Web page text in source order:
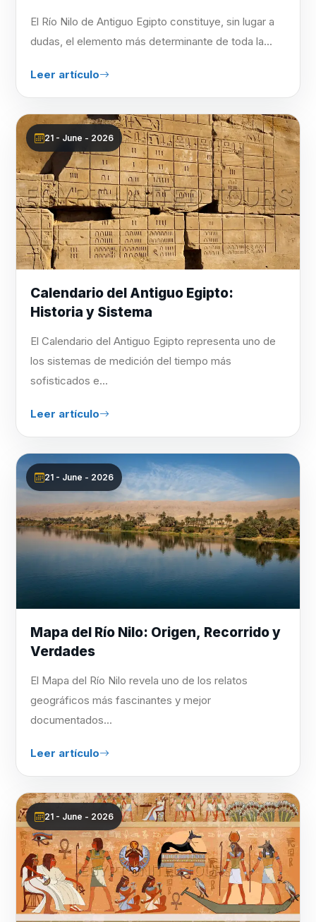
El Río Nilo de Antiguo Egipto constituye, sin lugar a
dudas, el elemento más determinante de toda la...
Leer artículo
21 - June - 2026
Calendario del Antiguo Egipto:
Historia y Sistema
El Calendario del Antiguo Egipto representa uno de
los sistemas de medición del tiempo más
sofisticados e...
Leer artículo
21 - June - 2026
Mapa del Río Nilo: Origen, Recorrido y
Verdades
El Mapa del Río Nilo revela uno de los relatos
geográficos más fascinantes y mejor
documentados...
Leer artículo
21 - June - 2026